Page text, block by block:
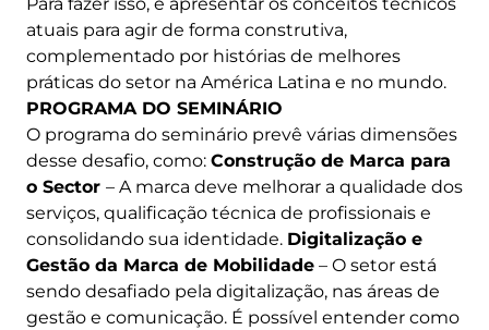
Para fazer isso, é apresentar os conceitos técnicos
atuais para agir de forma construtiva,
complementado por histórias de melhores
práticas do setor na América Latina e no mundo.
PROGRAMA DO SEMINÁRIO
O programa do seminário prevê várias dimensões
desse desafio, como: Construção de Marca para
o Sector – A marca deve melhorar a qualidade dos
serviços, qualificação técnica de profissionais e
consolidando sua identidade. Digitalização e
Gestão da Marca de Mobilidade – O setor está
sendo desafiado pela digitalização, nas áreas de
gestão e comunicação. É possível entender como